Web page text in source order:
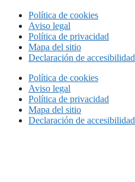
Política de cookies
Aviso legal
Política de privacidad
Mapa del sitio
Declaración de accesibilidad
Política de cookies
Aviso legal
Política de privacidad
Mapa del sitio
Declaración de accesibilidad